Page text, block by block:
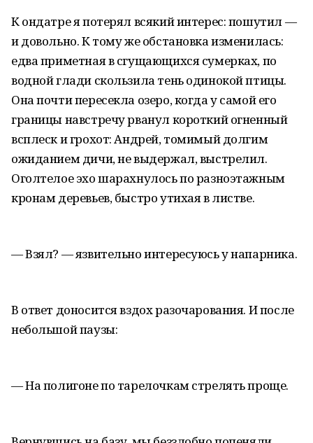
К ондатре я потерял всякий интерес: пошутил —
и довольно. К тому же обстановка изменилась:
едва приметная в сгущающихся сумерках, по
водной глади скользила тень одинокой птицы.
Она почти пересекла озеро, когда у самой его
границы навстречу рванул короткий огненный
всплеск и грохот: Андрей, томимый долгим
ожиданием дичи, не выдержал, выстрелил.
Оголтелое эхо шарахнулось по разноэтажным
кронам деревьев, быстро утихая в листве.
— Взял? — язвительно интересуюсь у напарника.
В ответ доносится вздох разочарования. И после
небольшой паузы:
— На полигоне по тарелочкам стрелять проще.